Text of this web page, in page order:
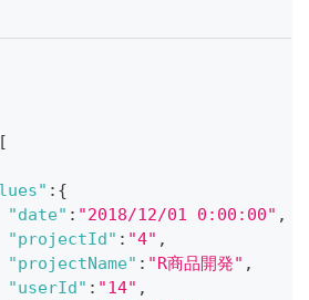
[
: {
"date" : "2018/12/01 0:00:00" ,
"projectId" : "4" ,
"projectName" : "R商品開発" ,
"userId" : "14" ,